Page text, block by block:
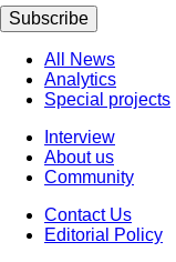
Subscribe
All News
Analytics
Special projects
Interview
About us
Community
Contact Us
Editorial Policy